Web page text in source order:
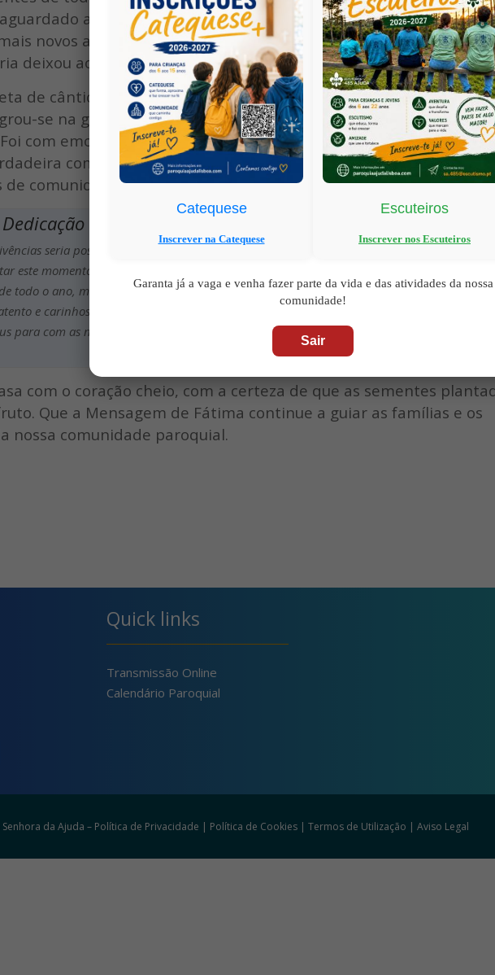
ao longo do ano catequético. É ali, aos pés de Nossa
novos aprendem, de forma viva e em comunidade, a
deixou aos Pastorinhos.
de cânticos, sorrisos e muita animação. Chegados a Fátima, o
se na grande maré de crianças, participando com entusiasmo
com emoção que vimos as nossas crianças a rezar e a partilhar
comunhão, demonstrando que a fé se constrói e fortalece
de comunidade.
dos Catequistas
seria possível sem o trabalho invisível, mas fundamental, dos nossos catequistas. É
este momento para enaltecer a sua dedicação. Não apenas na preparação dos encontros
todo o ano, mas também no esforço admirável de organização, logística e
e carinhoso em atividades como esta. O vosso ‘Sim’ a esta missão é um testemunho
para com as nossas crianças. A toda a equipa de catequistas, o nosso mais profundo e
com o coração cheio, com a certeza de que as sementes
Que a Mensagem de Fátima continue a guiar as famílias e os
nossa comunidade paroquial.
Quick links
Transmissão Online
Calendário Paroquial
da Ajuda – Política de Privacidade | Política de Cookies |Termos de Utilização |Aviso Legal
Catequese
Inscrever na Catequese
Escuteiros
Inscrever nos Escuteiros
Garanta já a vaga e venha fazer parte da vida e das atividades da nossa
comunidade!
Sair